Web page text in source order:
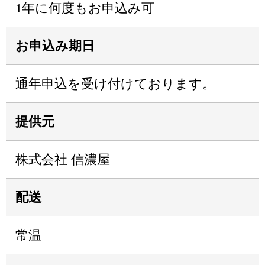
1年に何度もお申込み可
お申込み期日
通年申込を受け付けております。
提供元
株式会社 信濃屋
配送
常温